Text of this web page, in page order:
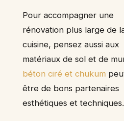
Pour accompagner une
rénovation plus large de
cuisine, pensez aussi aux
matériaux de sol et de
béton ciré et chukum
être de bons partenaires
esthétiques et techniques.